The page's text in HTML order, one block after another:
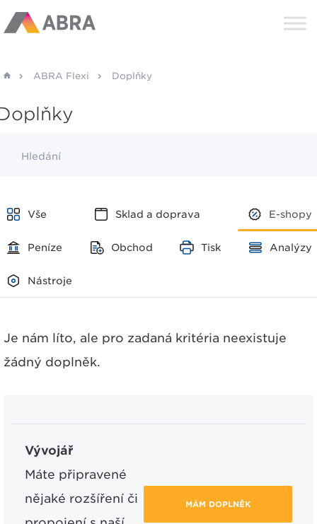
ABRA Flexi Doplňky
Hledání
Vše Sklad a doprava E-shopy
Peníze Obchod Tisk Analýzy
Nástroje
Je nám líto, ale pro zadaná kritéria neexistuje
žádný doplněk.
Vývojář
Máte připravené
nějaké rozšíření či
MÁM DOPLNĚK